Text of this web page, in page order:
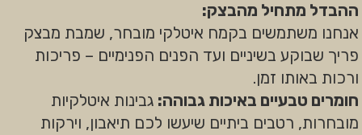
ההבדל מתחיל מהבצק:
אנחנו משתמשים בקמח איטלקי מובחר, שמבת מבצק
פריך שבוקע בשיניים ועד הפנים הפנימיים – פריכות
ורכות באותו זמן.
חומרים טבעיים באיכות גבוהה: גבינות איטלקיות
מובחרות, רטבים ביתיים שיעשו לכם תיאבון, וירקות